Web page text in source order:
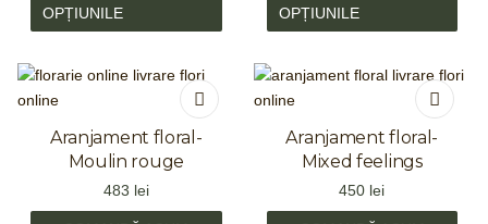
OPȚIUNILE
OPȚIUNILE
Aranjament floral-
Moulin rouge
483 lei
Aranjament floral-
Mixed feelings
450 lei